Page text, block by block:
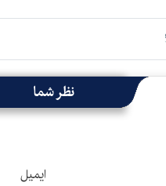
نظر شما
ایمیل